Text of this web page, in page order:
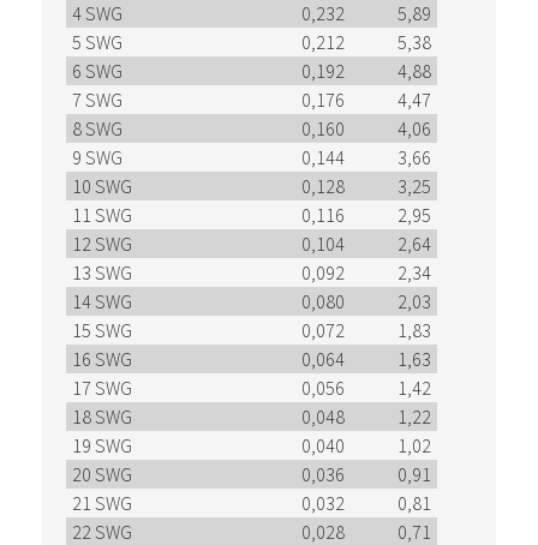
4 SWG
0,232
5,89
5 SWG
0,212
5,38
6 SWG
0,192
4,88
7 SWG
0,176
4,47
8 SWG
0,160
4,06
9 SWG
0,144
3,66
10 SWG
0,128
3,25
11 SWG
0,116
2,95
12 SWG
0,104
2,64
13 SWG
0,092
2,34
14 SWG
0,080
2,03
15 SWG
0,072
1,83
16 SWG
0,064
1,63
17 SWG
0,056
1,42
18 SWG
0,048
1,22
19 SWG
0,040
1,02
20 SWG
0,036
0,91
21 SWG
0,032
0,81
22 SWG
0,028
0,71